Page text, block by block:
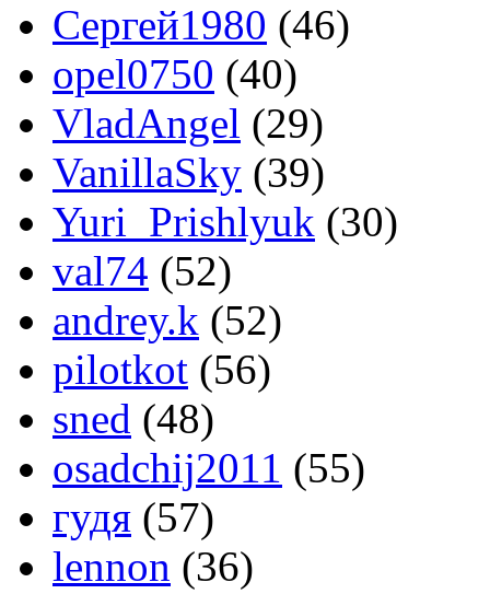
Сергей1980 (46)
opel0750 (40)
VladAngel (29)
VanillaSky (39)
Yuri_Prishlyuk (30)
val74 (52)
andrey.k (52)
pilotkot (56)
sned (48)
osadchij2011 (55)
гудя (57)
lennon (36)